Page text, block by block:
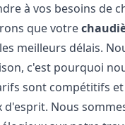
à vos besoins de
que votre
meilleurs délais.
c'est pourquoi
sont compétitifs
Nous